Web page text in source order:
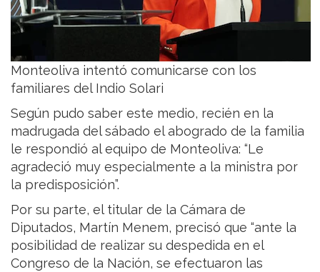
Monteoliva intentó comunicarse con los
familiares del Indio Solari
Según pudo saber este medio, recién en la
madrugada del sábado el abogrado de la familia
le respondió al equipo de Monteoliva: “Le
agradeció muy especialmente a la ministra por
la predisposición”.
Por su parte, el titular de la Cámara de
Diputados, Martín Menem, precisó que “ante la
posibilidad de realizar su despedida en el
Congreso de la Nación, se efectuaron las